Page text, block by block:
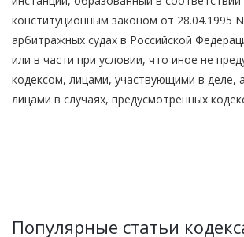
конституционным законом от 28.04.1995
арбитражных судах в Российской
или в части при условии, что иное не
кодексом, лицами, участвующими в деле,
лицами в случаях, предусмотренных
Популярные статьи